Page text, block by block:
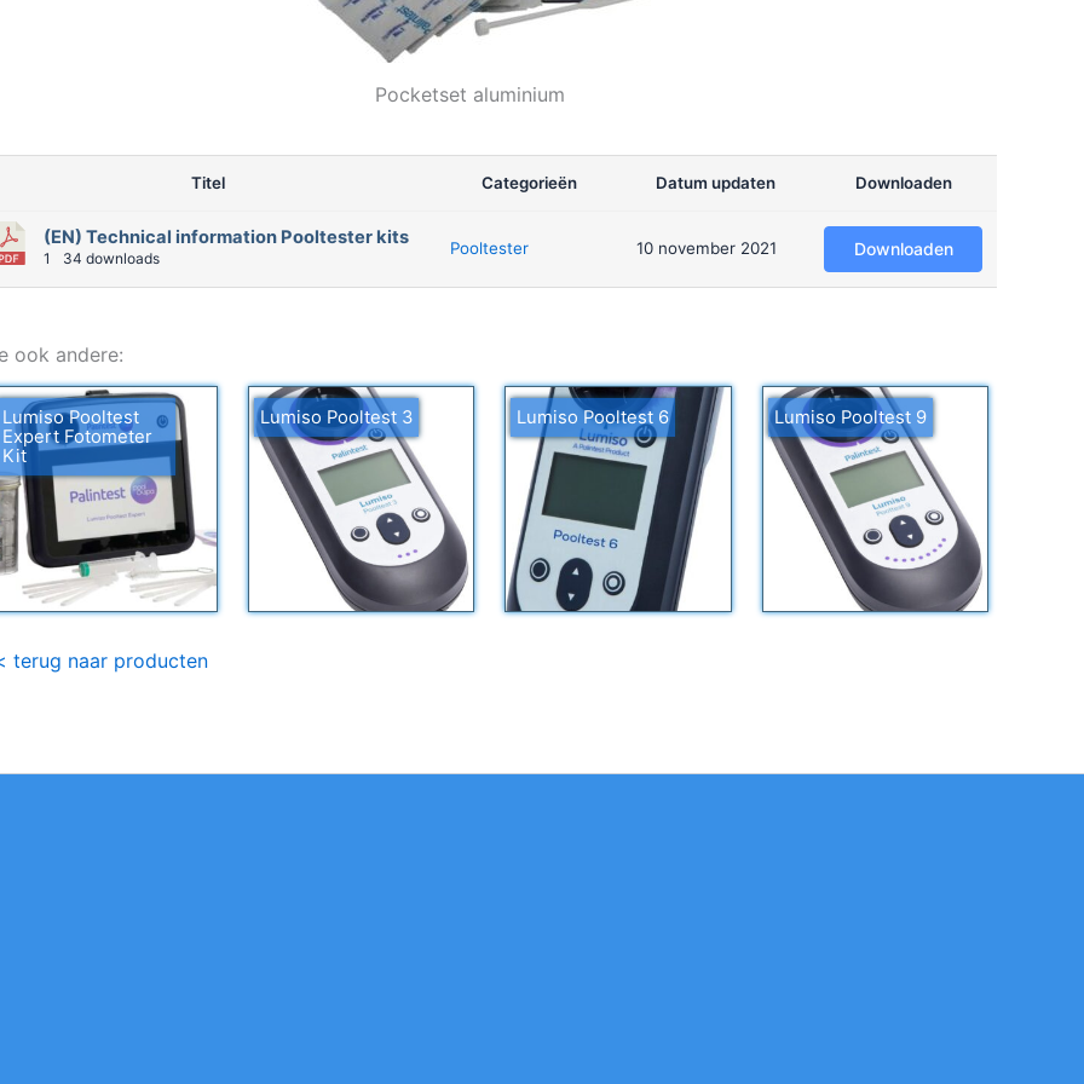
Pocketset aluminium
Titel Categorieën Datum updaten Downloaden
(EN) Technical information Pooltester kits
1 34 downloads
Pooltester 10 november 2021 Downloaden
ook andere:
Lumiso Pooltest
Expert Fotometer
Kit
Lumiso Pooltest 3 Lumiso Pooltest 6 Lumiso Pooltest 9
terug naar producten